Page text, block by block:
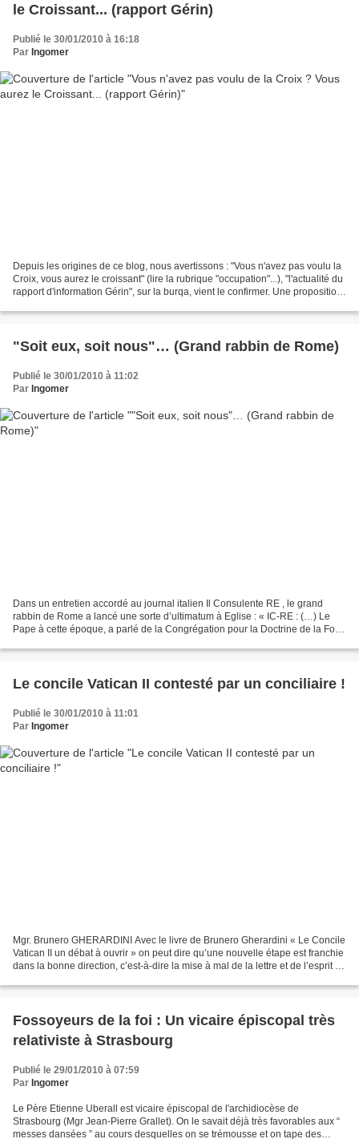
le Croissant... (rapport Gérin)
Publié le 30/01/2010 à 16:18
Par Ingomer
Depuis les origines de ce blog, nous avertissons : "Vous n'avez pas voulu la
Croix, vous aurez le croissant" (lire la rubrique "occupation"...), "l'actualité du
rapport d'information Gérin", sur la burqa, vient le confirmer. Une proposition
"Soit eux, soit nous"… (Grand rabbin de Rome)
Publié le 30/01/2010 à 11:02
Par Ingomer
Dans un entretien accordé au journal italien Il Consulente RE , le grand
rabbin de Rome a lancé une sorte d’ultimatum à Eglise : « IC-RE : (…) Le
Pape à cette époque, a parlé de la Congrégation pour la Doctrine de la Foi
Le concile Vatican II contesté par un conciliaire !
Publié le 30/01/2010 à 11:01
Par Ingomer
Mgr. Brunero GHERARDINI Avec le livre de Brunero Gherardini « Le Concile
Vatican II un débat à ouvrir » on peut dire qu’une nouvelle étape est franchie
dans la bonne direction, c’est-à-dire la mise à mal de la lettre et de l’esprit du
Fossoyeurs de la foi : Un vicaire épiscopal très
relativiste à Strasbourg
Publié le 29/01/2010 à 07:59
Par Ingomer
Le Père Etienne Uberall est vicaire épiscopal de l'archidiocèse de
Strasbourg (Mgr Jean-Pierre Grallet). On le savait déjà très favorables aux “
messes dansées ” au cours desquelles on se trémousse et on tape des